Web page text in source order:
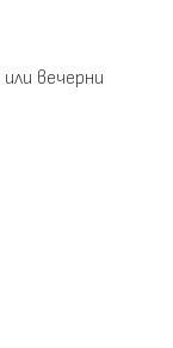
вечерни